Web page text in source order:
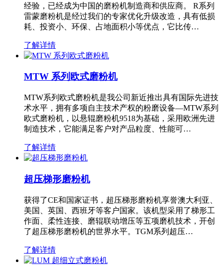
经验，已经成为中国的磨粉机制造商和供应商。 R系列
雷蒙磨粉机是经过我们的专家优化升级改造，具有低损
耗、投资小、环保、占地面积小等优点，它比传…
了解详情
MTW 系列欧式磨粉机
MTW系列欧式磨粉机是我公司新近推出具有国际先进技
术水平，拥有多项自主技术产权的粉磨设备—MTW系列
欧式磨粉机，以悬辊磨粉机9518为基础，采用欧洲先进
制造技术，它能满足客户对产品粒度、性能可…
了解详情
超压梯形磨粉机
获得了CE和国家证书，超压梯形磨粉机享誉澳大利亚、
美国、英国、西班牙等客户国家。该机型采用了梯形工
作面、柔性连接、磨辊联动增压等五项磨机技术，开创
了超压梯形磨粉机的世界水平。TGM系列超压…
了解详情